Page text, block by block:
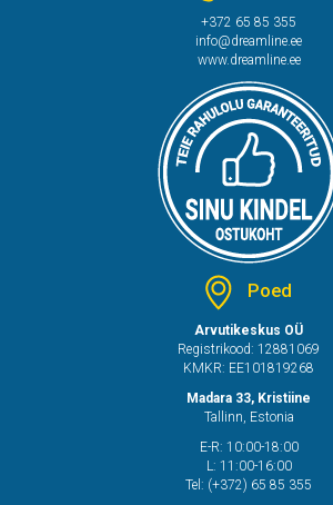
+372 65 85 355
info@dreamline.ee
www.dreamline.ee
Poed
Arvutikeskus OÜ
Registrikood: 12881069
KMKR: EE101819268
Madara 33, Kristiine
Tallinn, Estonia
E-R: 10:00-18:00
L: 11:00-16:00
Tel: (+372) 65 85 355